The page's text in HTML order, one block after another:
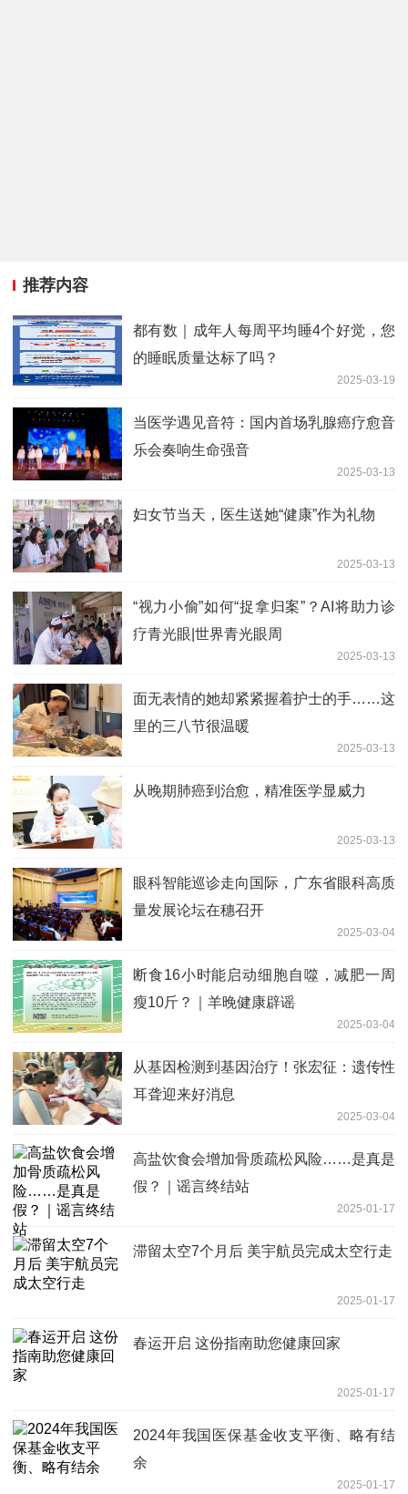
推荐内容
都有数｜成年人每周平均睡4个好觉，您
的睡眠质量达标了吗？
2025-03-19
当医学遇见音符：国内首场乳腺癌疗愈音
乐会奏响生命强音
2025-03-13
妇女节当天，医生送她“健康”作为礼物
2025-03-13
“视力小偷”如何“捉拿归案”？AI将助力诊
疗青光眼|世界青光眼周
2025-03-13
面无表情的她却紧紧握着护士的手……这
里的三八节很温暖
2025-03-13
从晚期肺癌到治愈，精准医学显威力
2025-03-13
眼科智能巡诊走向国际，广东省眼科高质
量发展论坛在穗召开
2025-03-04
断食16小时能启动细胞自噬，减肥一周
瘦10斤？｜羊晚健康辟谣
2025-03-04
从基因检测到基因治疗！张宏征：遗传性
耳聋迎来好消息
2025-03-04
高盐饮食会增加骨质疏松风险……是真是
假？｜谣言终结站
2025-01-17
滞留太空7个月后 美宇航员完成太空行走
2025-01-17
春运开启 这份指南助您健康回家
2025-01-17
2024年我国医保基金收支平衡、略有结
余
2025-01-17